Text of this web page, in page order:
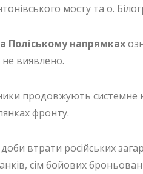
мосту та о.
Поліському напрямках
виявлено.
продовжують
фронту.
втрати російських
сім бойових